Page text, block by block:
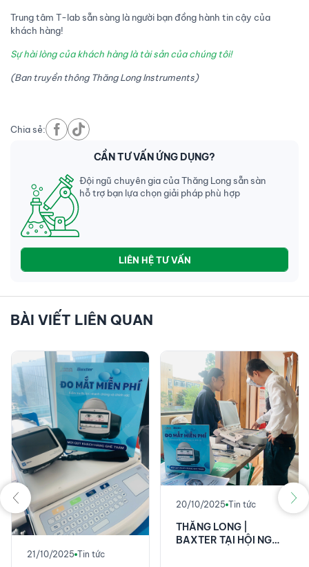
Trung tâm T-lab sẵn sàng là người bạn đồng hành tin cậy của
khách hàng!
Sự hài lòng của khách hàng là tài sản của chúng tôi!
(Ban truyền thông Thăng Long Instruments)
Chia sẻ:
CẦN TƯ VẤN ỨNG DỤNG?
Đội ngũ chuyên gia của Thăng Long sẵn sàn
hỗ trợ bạn lựa chọn giải pháp phù hợp
LIÊN HỆ TƯ VẤN
BÀI VIẾT LIÊN QUAN
21/10/2025 Tin tức
20/10/2025 Tin tức
THĂNG LONG |
BAXTER TẠI HỘI NGHỊ